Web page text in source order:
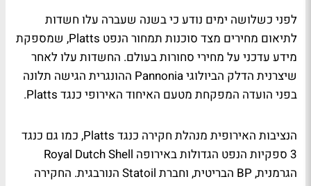
לפני כשלושה ימים נודע כי בשנה שעברה עלו חשדות
לתיאום מחירים מצד סוכנות תמחור הנפט Platts, שמספקת
מידע עדכני על מחירי סחורות בעולם. החשדות עלו לאחר
שיצרנית הדלק הביולוגי Pannonia ההונגרית הגישה תלונה
בפני הועדה המפקחת מטעם האיחוד האירופי כנגד Platts.
הנציבות האירופית מנהלת חקירה כנגד Platts, כמו גם כנגד
3 ספקיות הנפט הגדולות באירופה Royal Dutch Shell
הגרמנית, BP הבריטית, וחברת Statoil הנורבגית. החקירה